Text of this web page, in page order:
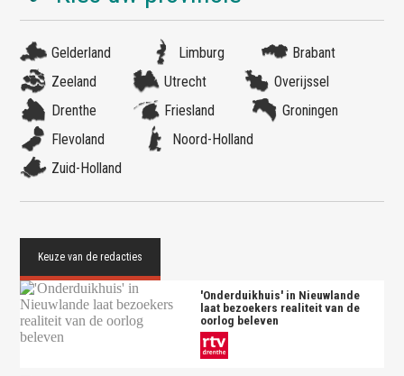
Gelderland Limburg
Brabant
Zeeland
Utrecht
Overijssel
Drenthe
Friesland
Groningen
Flevoland
Noord-Holland
Zuid-Holland
'Onderduikhuis' in Nieuwlande
laat bezoekers realiteit van de
oorlog beleven